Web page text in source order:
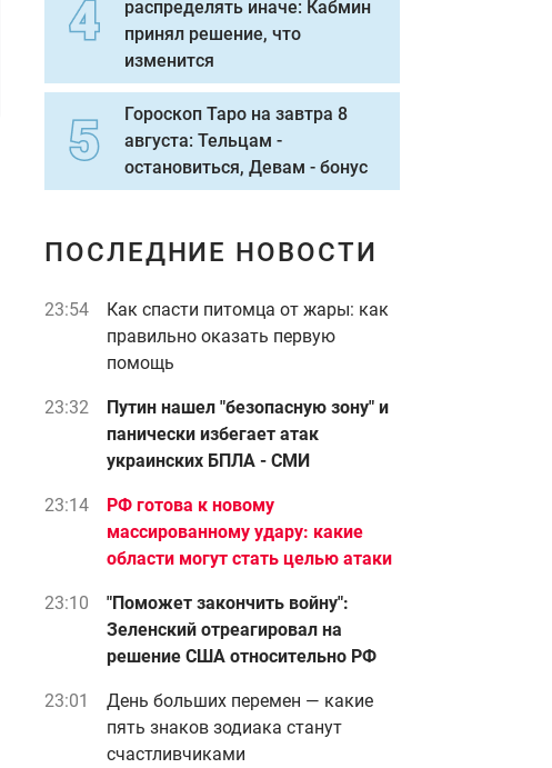
распределять иначе: Кабмин
принял решение, что
изменится
Гороскоп Таро на завтра 8
августа: Тельцам -
остановиться, Девам - бонус
ПОСЛЕДНИЕ НОВОСТИ
23:54
Как спасти питомца от жары: как
правильно оказать первую
помощь
23:32
Путин нашел "безопасную зону" и
панически избегает атак
украинских БПЛА - СМИ
23:14
РФ готова к новому
массированному удару: какие
области могут стать целью атаки
23:10
"Поможет закончить войну":
Зеленский отреагировал на
решение США относительно РФ
23:01
День больших перемен — какие
пять знаков зодиака станут
счастливчиками